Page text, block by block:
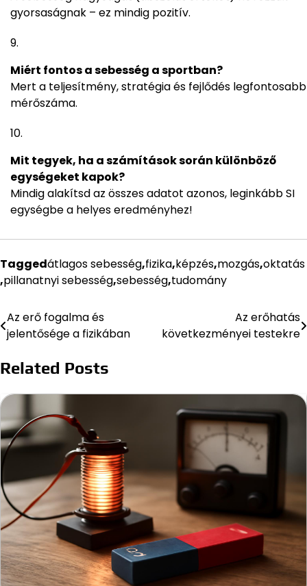
gyorsaságnak – ez mindig pozitív.
Miért fontos a sebesség a sportban?
Mert a teljesítmény, stratégia és fejlődés legfontosabb
mérőszáma.
Mit tegyek, ha a számítások során különböző
egységeket kapok?
Mindig alakítsd az összes adatot azonos, leginkább SI
egységbe a helyes eredményhez!
Taggedátlagos sebesség,fizika,képzés,mozgás,oktatás
,pillanatnyi sebesség,sebesség,tudomány
Bejegyzés
navigáció
Az erő fogalma és
jelentősége a fizikában
Az erőhatás
következményei testekre
Related Posts